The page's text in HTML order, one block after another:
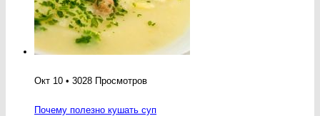
Окт 10 • 3028 Просмотров
Почему полезно кушать суп